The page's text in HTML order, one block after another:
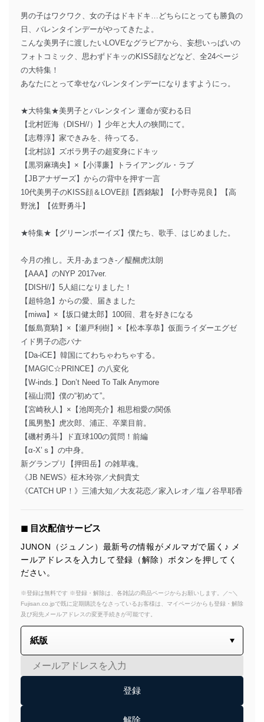
男の子はワクワク、女の子はドキドキ…どちらにとっても勝負の
日、バレンタインデーがやってきたよ。
こんな美男子に渡したいLOVEなグラビアから、妄想いっぱいの
フォトコミック、思わずドキッのKISS顔などなど、全24ページ
の大特集！
あなたにとって幸せなバレンタインデーになりますようにっ。
★大特集★美男子とバレンタイン 運命が変わる日
【北村匠海（DISH//）】少年と大人の狭間にて。
【志尊淳】家できみを、待ってる。
【北村諒】ズボラ男子の超変身にドキッ
【黒羽麻璃央】×【小澤廉】トライアングル・ラブ
【JBアナザーズ】からの背中を押す一言
10代美男子のKISS顔＆LOVE顔【西銘駿】【小野寺晃良】【高
野洸】【佐野勇斗】
★特集★【グリーンボーイズ】僕たち、歌手、はじめました。
今月の推し。天月-あまつき-／醍醐虎汰朗
【AAA】のNYP 2017ver.
【DISH//】5人組になりました！
【超特急】からの愛、届きました
【miwa】×【坂口健太郎】100回、君を好きになる
【飯島寛騎】×【瀬戸利樹】×【松本享恭】仮面ライダーエグゼ
イド男子の恋バナ
【Da-iCE】韓国にてわちゃわちゃする。
【MAG!C☆PRINCE】の八変化
【W-inds.】Don’t Need To Talk Anymore
【福山潤】僕の“初めて”。
【宮崎秋人】×【池岡亮介】相思相愛の関係
【風男塾】虎次郎、浦正、卒業目前。
【磯村勇斗】ド直球100の質問！前編
【α-X’ｓ】の中身。
新グランプリ【押田岳】の雑草魂。
《JB NEWS》柾木玲弥／犬飼貴丈
《CATCH UP！》三浦大知／大友花恋／家入レオ／塩ノ谷早耶香
◼︎ 目次配信サービス
JUNON（ジュノン）最新号の情報がメルマガで届く♪ メ
ールアドレスを入力して登録（解除）ボタンを押してく
ださい。
※登録は無料です ※登録・解除は、各雑誌の商品ページからお願いします。／~＼
Fujisan.co.jpで既に定期購読をなさっているお客様は、マイページからも登録・解除
及び宛先メールアドレスの変更手続きが可能です。